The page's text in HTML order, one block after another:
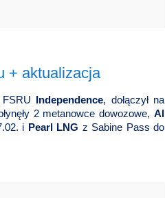
+ aktualizacja
Independence, dołączył na
2 metanowce dowozowe,Al
i Pearl LNG z Sabine Pass do